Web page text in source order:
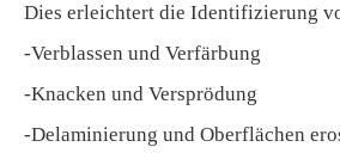
Dies erleichtert die Identifizierung
-Verblassen und Verfärbung
-Knacken und Versprödung
-Delaminierung und Oberflächen